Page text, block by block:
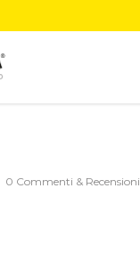
0 Commenti & Recensioni